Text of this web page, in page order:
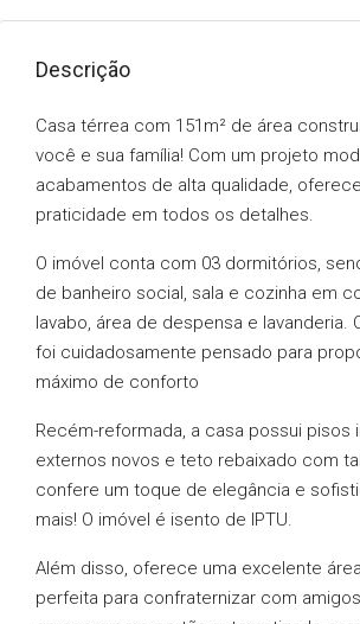
Descrição
Casa térrea com 151m² de área
você e sua família! Com um projeto
acabamentos de alta qualidade,
praticidade em todos os detalhes.
O imóvel conta com 03 dormitórios,
de banheiro social, sala e cozinha em
lavabo, área de despensa e lavanderia.
foi cuidadosamente pensado para
máximo de conforto
Recém-reformada, a casa possui pisos
externos novos e teto rebaixado com
confere um toque de elegância e
mais! O imóvel é isento de IPTU.
Além disso, oferece uma excelente
perfeita para confraternizar com